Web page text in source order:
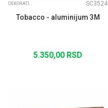
DEKORATIVNI RAMOVI UNICA TOP ALUM. MEDJURAM SC3524
Tobacco - aluminijum 3M
5.350,00 RSD